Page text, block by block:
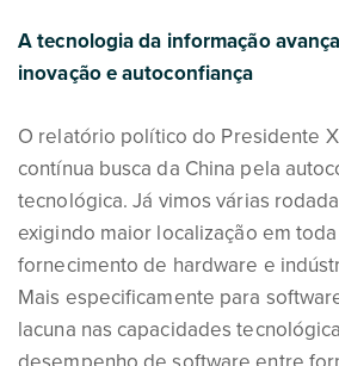
A tecnologia da informação
inovação e autoconfiança
O relatório político do Presidente
contínua busca da China pela
tecnológica. Já vimos várias
exigindo maior localização em
fornecimento de hardware e
Mais especificamente para
lacuna nas capacidades